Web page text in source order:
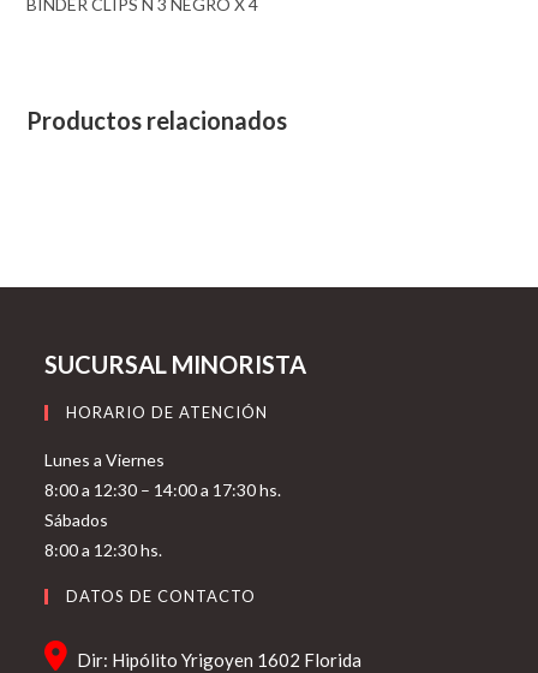
BINDER CLIPS N 3 NEGRO X 4
Productos relacionados
SUCURSAL MINORISTA
HORARIO DE ATENCIÓN
Lunes a Viernes
8:00 a 12:30 – 14:00 a 17:30 hs.
Sábados
8:00 a 12:30 hs.
DATOS DE CONTACTO
Dir: Hipólito Yrigoyen 1602 Florida